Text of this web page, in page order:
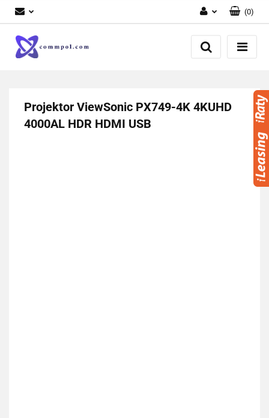
Zaloguj się
Zarejestruj się
(0)
Projektor ViewSonic PX749-4K 4KUHD
4000AL HDR HDMI USB